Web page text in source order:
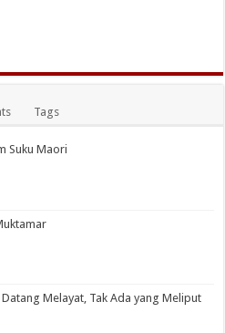
Tags
Suku Maori
Melayat, Tak Ada yang Meliput